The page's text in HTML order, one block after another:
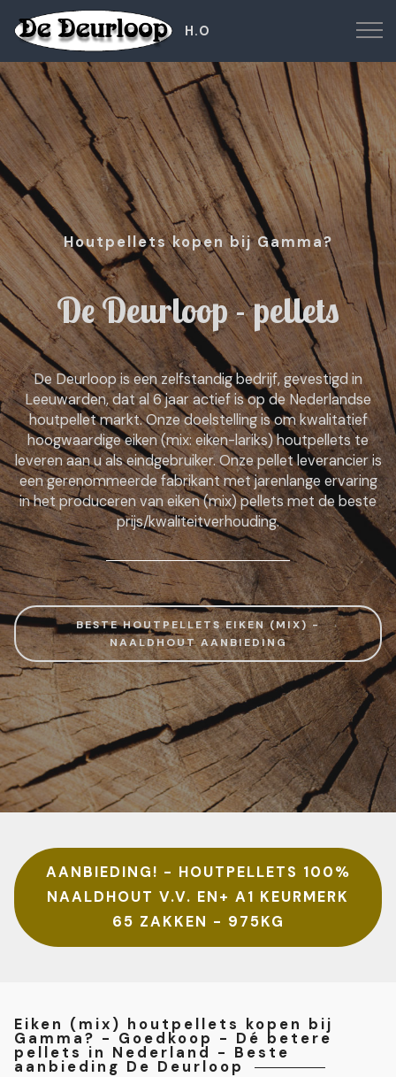
H.O
Houtpellets kopen bij Gamma?
De Deurloop - pellets
De Deurloop is een zelfstandig bedrijf, gevestigd in
Leeuwarden, dat al 6 jaar actief is op de Nederlandse
houtpellet markt. Onze doelstelling is om kwalitatief
hoogwaardige eiken (mix: eiken-lariks) houtpellets te
leveren aan u als eindgebruiker. Onze pellet leverancier is
een gerenommeerde fabrikant met jarenlange ervaring
in het produceren van eiken (mix) pellets met de beste
prijs/kwaliteitverhouding.
BESTE HOUTPELLETS EIKEN (MIX) -
NAALDHOUT AANBIEDING
AANBIEDING! - HOUTPELLETS 100%
NAALDHOUT V.V. EN+ A1 KEURMERK
65 ZAKKEN - 975KG
Eiken (mix) houtpellets kopen bij
Gamma? - Goedkoop - Dé betere
pellets in Nederland - Beste
aanbieding De Deurloop